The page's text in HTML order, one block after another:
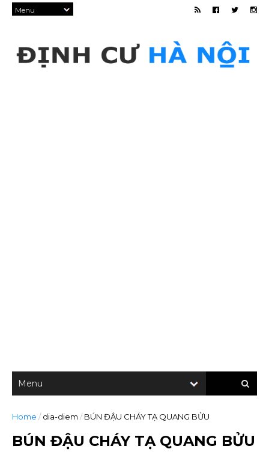
Home / dia-diem / BÚN ĐẬU CHÁY TẠ QUANG BỬU
BÚN ĐẬU CHÁY TẠ QUANG BỬU